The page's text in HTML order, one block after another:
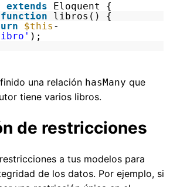
extends
Eloquent {
function
libros() {
$this -
);
una relación hasMany que
tiene varios libros.
de restricciones
a tus modelos para
de los datos. Por ejemplo, si